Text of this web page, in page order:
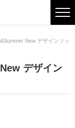
New デザインソッ
デザイン